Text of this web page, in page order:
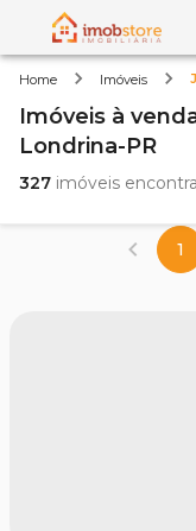
Home Imóveis
Imóveis à
Londrina-PR
327 imóveis
1